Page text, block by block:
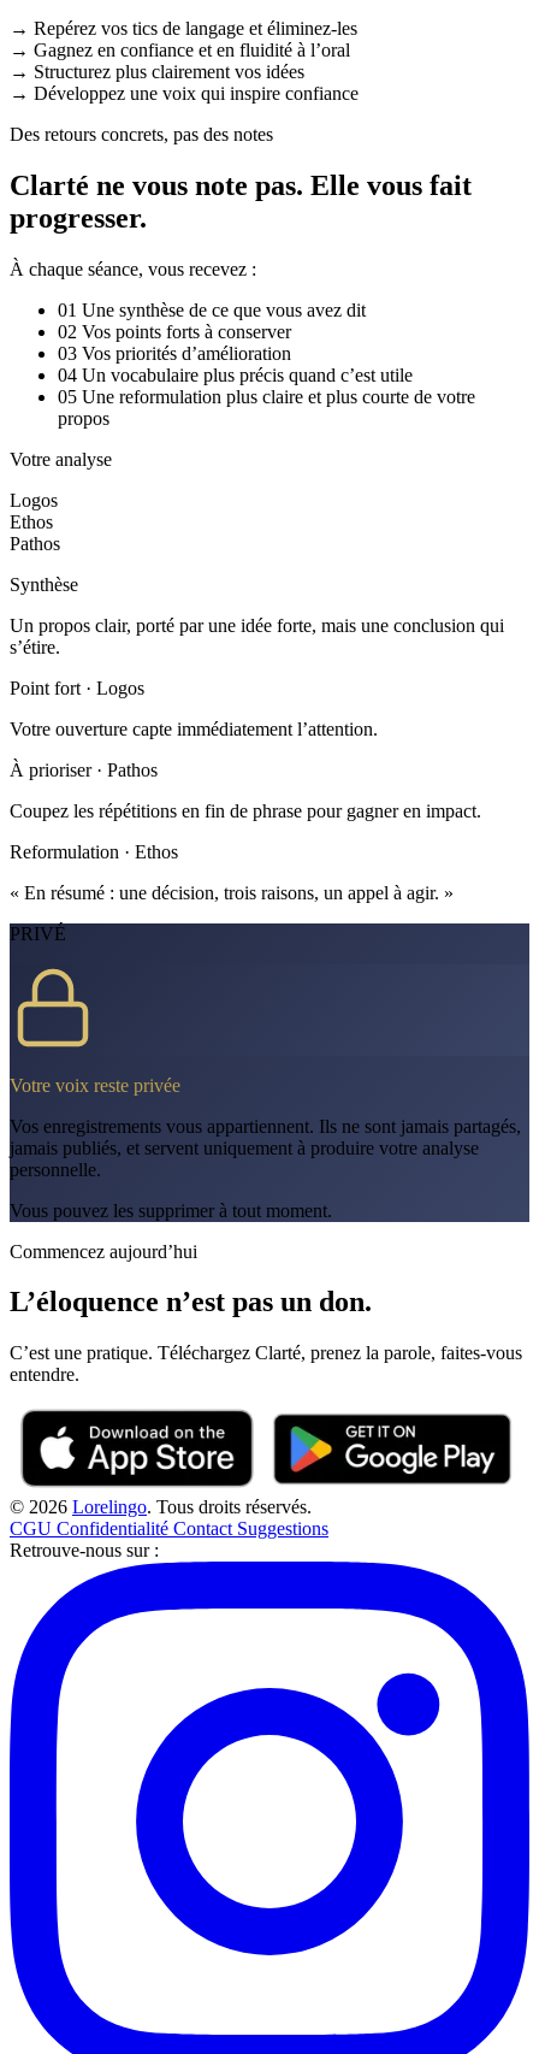
→ Repérez vos tics de langage et éliminez-les
→ Gagnez en confiance et en fluidité à l’oral
→ Structurez plus clairement vos idées
→ Développez une voix qui inspire confiance
Des retours concrets, pas des notes
Clarté ne vous note pas. Elle vous fait
progresser.
À chaque séance, vous recevez :
01 Une synthèse de ce que vous avez dit
02 Vos points forts à conserver
03 Vos priorités d’amélioration
04 Un vocabulaire plus précis quand c’est utile
05 Une reformulation plus claire et plus courte de votre
propos
Votre analyse
Logos
Ethos
Pathos
Synthèse
Un propos clair, porté par une idée forte, mais une conclusion qui
s’étire.
Point fort · Logos
Votre ouverture capte immédiatement l’attention.
À prioriser · Pathos
Coupez les répétitions en fin de phrase pour gagner en impact.
Reformulation · Ethos
« En résumé : une décision, trois raisons, un appel à agir. »
PRIVÉ
Votre voix reste privée
Vos enregistrements vous appartiennent. Ils ne sont jamais partagés,
jamais publiés, et servent uniquement à produire votre analyse
personnelle.
Vous pouvez les supprimer à tout moment.
Commencez aujourd’hui
L’éloquence n’est pas un don.
C’est une pratique. Téléchargez Clarté, prenez la parole, faites-vous
entendre.
© 2026 Lorelingo. Tous droits réservés.
CGU Confidentialité Contact Suggestions
Retrouve-nous sur :